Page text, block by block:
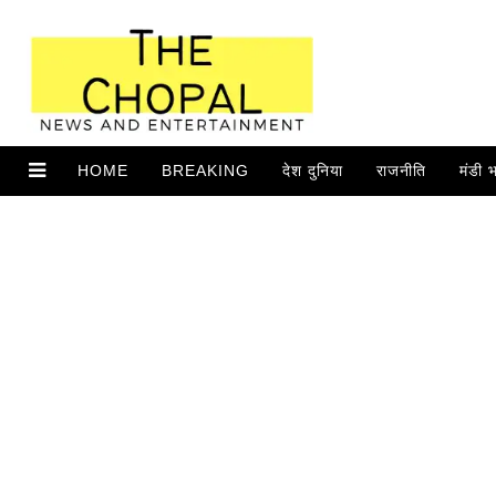
HOME BREAKING देश दुनिया राजनीति मंडी